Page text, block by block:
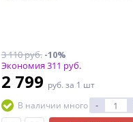
3 110 руб.-10%
Экономия 311 руб.
2 799 руб. за 1 шт
В наличии много
-